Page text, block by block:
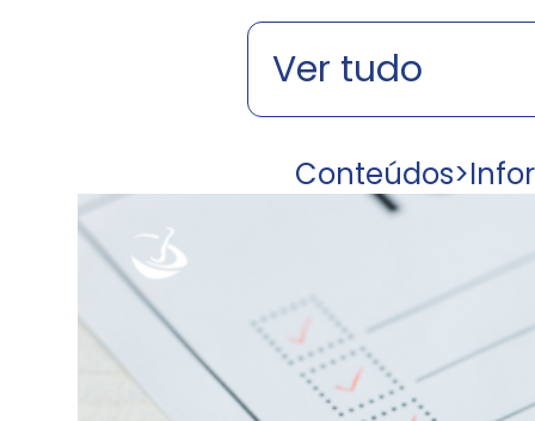
Conteúdos>